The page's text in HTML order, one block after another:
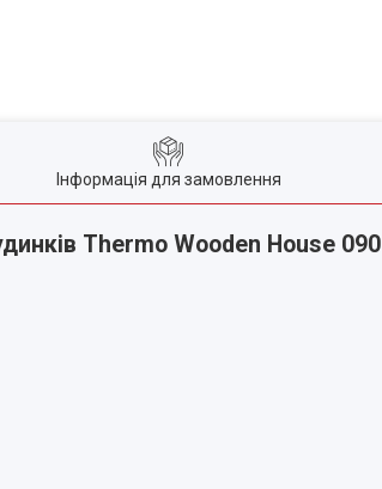
Інформація для замовлення
Thermo Wooden House 090